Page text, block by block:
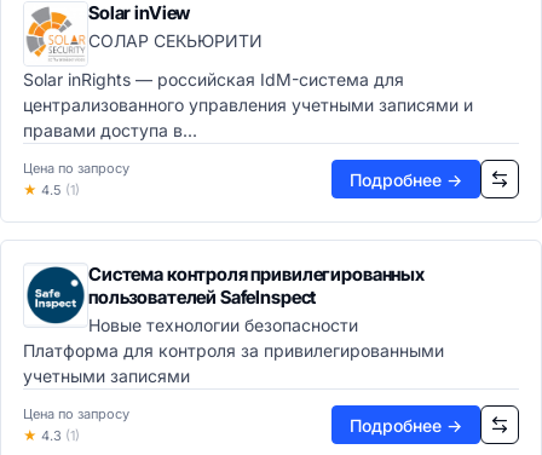
Видеохостинг
CDN сети
Потоковое видео
Офис и коммуникации
Офисные пакеты
Офисные пакеты
Текстовые процессоры
Электронные таблицы
Заметки и органайзеры
Корпоративные коммуникации
Почтовые клиенты
Календари
Корпоративные мессенджеры
Видеоконференции
UCaaS-платформы
Solar inView
СОЛАР СЕКЬЮРИТИ
Solar inRights — российская IdM-система для
централизованного управления учетными записями и
правами доступа в...
Цена по запросу
★ 4.5 (1)
Подробнее →
Система контроля привилегированных
пользователей SafeInspect
Новые технологии безопасности
Платформа для контроля за привилегированными
учетными записями
Цена по запросу
★ 4.3 (1)
Подробнее →